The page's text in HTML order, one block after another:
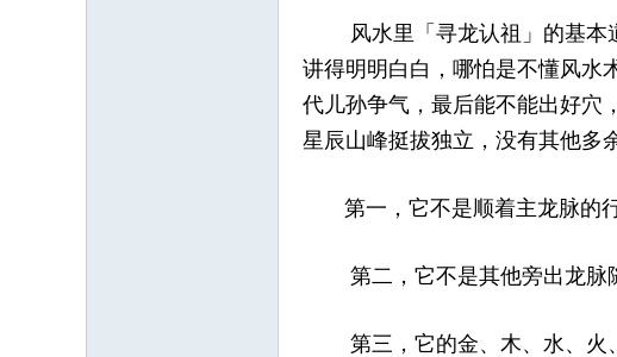
风水里「寻龙认祖」的基本道
讲得明明白白，哪怕是不懂风水
代儿孙争气，最后能不能出好穴
星辰山峰挺拔独立，没有其他多
第一，它不是顺着主龙脉的行
第二，它不是其他旁出龙脉随
第三，它的金、木、水、火、